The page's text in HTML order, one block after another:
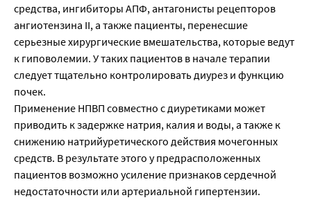
средства, ингибиторы АПФ, антагонисты рецепторов
ангиотензина II, а также пациенты, перенесшие
серьезные хирургические вмешательства, которые ведут
к гиповолемии. У таких пациентов в начале терапии
следует тщательно контролировать диурез и функцию
почек.
Применение НПВП совместно с диуретиками может
приводить к задержке натрия, калия и воды, а также к
снижению натрийуретического действия мочегонных
средств. В результате этого у предрасположенных
пациентов возможно усиление признаков сердечной
недостаточности или артериальной гипертензии.